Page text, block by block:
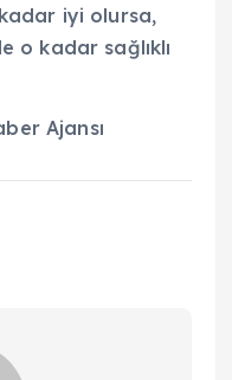
iyi olursa,
o kadar sağlıklı
Ajansı